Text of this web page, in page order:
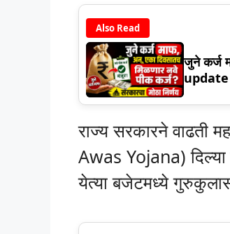
Also Read
जुने कर्ज
update
राज्य सरकारने वाढती
Awas Yojana) दिल्या
येत्या बजेटमध्ये